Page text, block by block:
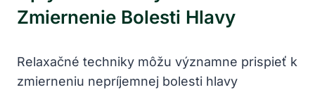
Zmiernenie Bolesti Hlavy
Relaxačné techniky môžu významne prispieť k
zmierneniu nepríjemnej bolesti hlavy